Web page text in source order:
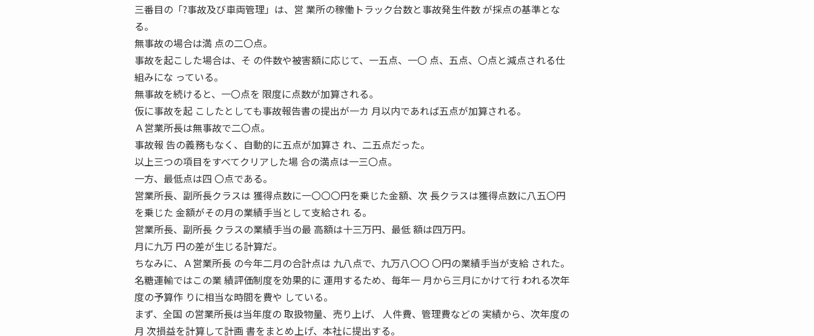
三番目の「?事故及び車両管理」は、営 業所の稼働トラック台数と事故発生件数 が採点の基準とな
る。
無事故の場合は満 点の二〇点。
事故を起こした場合は、そ の件数や被害額に応じて、一五点、一〇 点、五点、〇点と減点される仕
組みにな っている。
無事故を続けると、一〇点を 限度に点数が加算される。
仮に事故を起 こしたとしても事故報告書の提出が一カ 月以内であれば五点が加算される。
Ａ営業所長は無事故で二〇点。
事故報 告の義務もなく、自動的に五点が加算さ れ、二五点だった。
以上三つの項目をすべてクリアした場 合の満点は一三〇点。
一方、最低点は四 〇点である。
営業所長、副所長クラスは 獲得点数に一〇〇〇円を乗じた金額、次 長クラスは獲得点数に八五〇円
を乗じた 金額がその月の業績手当として支給され る。
営業所長、副所長 クラスの業績手当の最 高額は十三万円、最低 額は四万円。
月に九万 円の差が生じる計算だ。
ちなみに、Ａ営業所長 の今年二月の合計点は 九八点で、九万八〇〇 〇円の業績手当が支給 された。
名糖運輸ではこの業 績評価制度を効果的に 運用するため、毎年一 月から三月にかけて行 われる次年
度の予算作 りに相当な時間を費や している。
まず、全国 の営業所長は当年度の 取扱物量、売り上げ、 人件費、管理費などの 実績から、次年度の
月 次損益を計算して計画 書をまとめ上げ、本社に提出する。